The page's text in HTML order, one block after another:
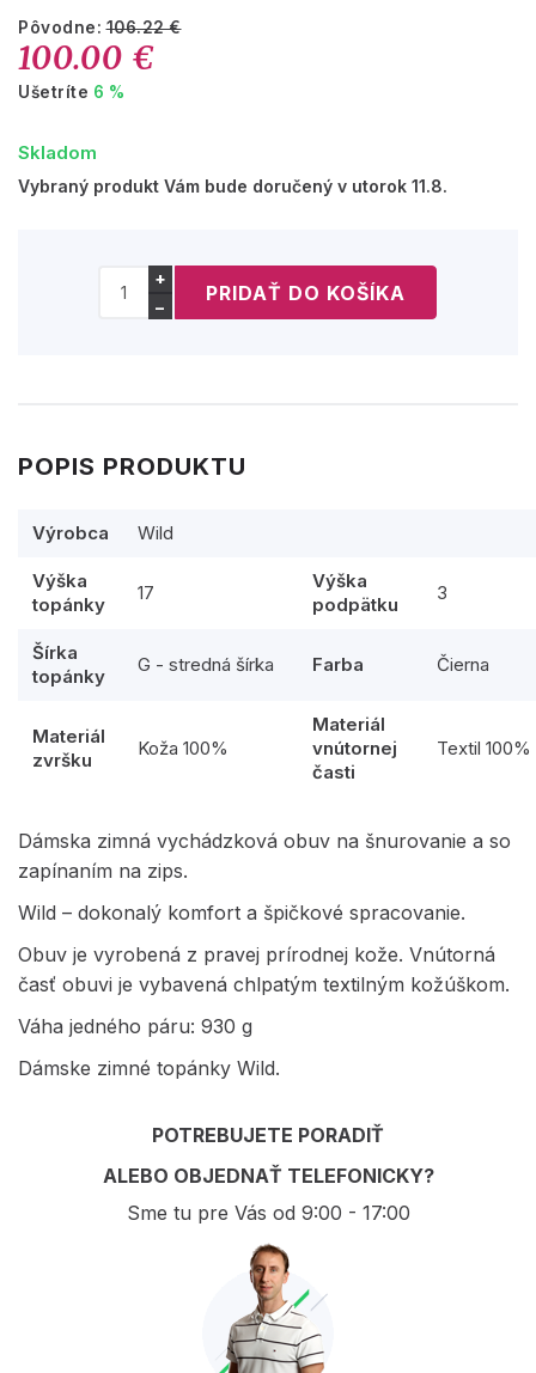
Pôvodne:106.22 €
100.00 €
Ušetríte 6 %
Skladom
Vybraný produkt Vám bude doručený v utorok 11.8.
+
−
POPIS PRODUKTU
Výrobca Wild
Výška
topánky
17
Výška
podpätku
3
Šírka
topánky
G - stredná šírka Farba Čierna
Materiál
zvršku
Koža 100%
Materiál
vnútornej
časti
Textil 100%
Dámska zimná vychádzková obuv na šnurovanie a so
zapínaním na zips.
Wild – dokonalý komfort a špičkové spracovanie.
Obuv je vyrobená z pravej prírodnej kože. Vnútorná
časť obuvi je vybavená chlpatým textilným kožúškom.
Váha jedného páru: 930 g
Dámske zimné topánky Wild.
POTREBUJETE PORADIŤ
ALEBO OBJEDNAŤ TELEFONICKY?
Sme tu pre Vás od 9:00 - 17:00